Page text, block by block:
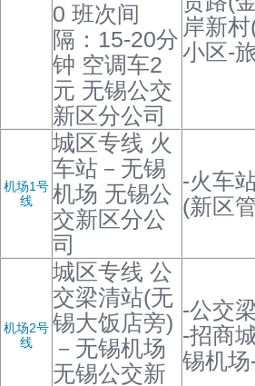
0 班次间
隔：15-20分
钟 空调车2
元 无锡公交
新区分公司
岸新
小区-
机场1号
线
城区专线 火
车站－无锡
机场 无锡公
交新区分公
司
-火车
(新区
机场2号
线
城区专线 公
交梁清站(无
锡大饭店旁)
－无锡机场
无锡公交新
-公交
-招商
锡机场